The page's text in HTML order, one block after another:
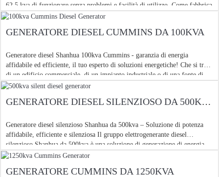
62,5 kva di funzionare senza problemi e facilità di utilizzo. Come fabbrica
OEM, We Shandong Huali ti fornirà le cummins
GENERATORE DIESEL CUMMINS DA 100KVA
Generatore diesel Shanhua 100kva Cummins - garanzia di energia
affidabile ed efficiente, il tuo esperto di soluzioni energetiche! Che si tratti
di un edificio commerciale, di un impianto industriale o di una fonte di
alimentazione di emergenza, quando il p
GENERATORE DIESEL SILENZIOSO DA 500KVA
Generatore diesel silenzioso Shanhua da 500kva – Soluzione di potenza
affidabile, efficiente e silenziosa Il gruppo elettrogenerante diesel
silenzioso Shanhua da 500kva è una soluzione di generazione di energia
all'avanguardia progettata per fornire prestazioni elevate
GENERATORE CUMMINS DA 1250KVA